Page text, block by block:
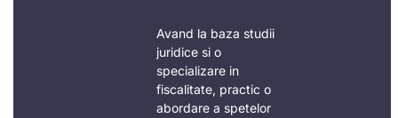
Avand la baza studii
juridice si o
specializare in
fiscalitate, practic o
abordare a spetelor